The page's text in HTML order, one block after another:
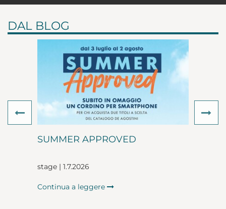
DAL BLOG
SUMMER APPROVED
stage | 1.7.2026
Continua a leggere
Previous